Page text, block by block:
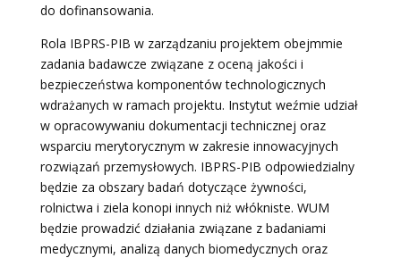
do dofinansowania.
Rola IBPRS-PIB w zarządzaniu projektem obejmmie
zadania badawcze związane z oceną jakości i
bezpieczeństwa komponentów technologicznych
wdrażanych w ramach projektu. Instytut weźmie udział
w opracowywaniu dokumentacji technicznej oraz
wsparciu merytorycznym w zakresie innowacyjnych
rozwiązań przemysłowych. IBPRS-PIB odpowiedzialny
będzie za obszary badań dotyczące żywności,
rolnictwa i ziela konopi innych niż włókniste. WUM
będzie prowadzić działania związane z badaniami
medycznymi, analizą danych biomedycznych oraz